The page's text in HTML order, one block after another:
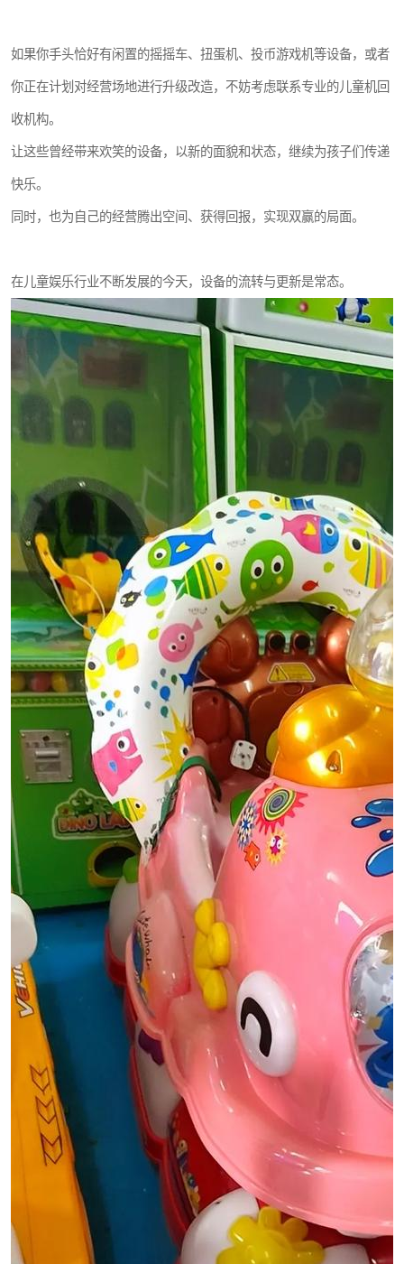
如果你手头恰好有闲置的摇摇车、扭蛋机、投币游戏机等设备，或者
你正在计划对经营场地进行升级改造，不妨考虑联系专业的儿童机回
收机构。
让这些曾经带来欢笑的设备，以新的面貌和状态，继续为孩子们传递
快乐。
同时，也为自己的经营腾出空间、获得回报，实现双赢的局面。
在儿童娱乐行业不断发展的今天，设备的流转与更新是常态。